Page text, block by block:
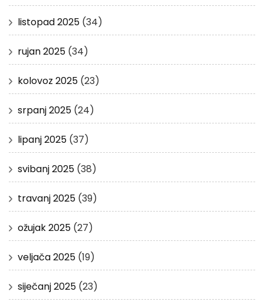
listopad 2025 (34)
rujan 2025 (34)
kolovoz 2025 (23)
srpanj 2025 (24)
lipanj 2025 (37)
svibanj 2025 (38)
travanj 2025 (39)
ožujak 2025 (27)
veljača 2025 (19)
siječanj 2025 (23)